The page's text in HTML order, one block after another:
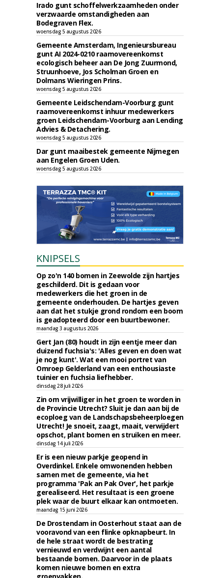
Irado gunt schoffelwerkzaamheden onder
verzwaarde omstandigheden aan
Bodegraven Flex.
woensdag 5 augustus 2026
Gemeente Amsterdam, Ingenieursbureau
gunt AI 2024-0210 raamovereenkomst
ecologisch beheer aan De Jong Zuurmond,
Struunhoeve, Jos Scholman Groen en
Dolmans Wieringen Prins.
woensdag 5 augustus 2026
Gemeente Leidschendam-Voorburg gunt
raamovereenkomst inhuur medewerkers
groen Leidschendam-Voorburg aan Lending
Advies & Detachering.
woensdag 5 augustus 2026
Dar gunt maaibestek gemeente Nijmegen
aan Engelen Groen Uden.
woensdag 5 augustus 2026
KNIPSELS
Op zo'n 140 bomen in Zeewolde zijn hartjes
geschilderd. Dit is gedaan voor
medewerkers die het groen in de
gemeente onderhouden. De hartjes geven
aan dat het stukje grond rondom een boom
is geadopteerd door een buurtbewoner.
maandag 3 augustus 2026
Gert Jan (80) houdt in zijn eentje meer dan
duizend fuchsia's: 'Alles geven en doen wat
je nog kunt'. Wat een mooi portret van
Omroep Gelderland van een enthousiaste
tuinier en fuchsia liefhebber.
dinsdag 28 juli 2026
Zin om vrijwilliger in het groen te worden in
de Provincie Utrecht? Sluit je dan aan bij de
ecoploeg van de Landschapsbeheerploegen
Utrecht! Je snoeit, zaagt, maait, verwijdert
opschot, plant bomen en struiken en meer.
dinsdag 14 juli 2026
Er is een nieuw parkje geopend in
Overdinkel. Enkele omwonenden hebben
samen met de gemeente, via het
programma 'Pak an Pak Over', het parkje
gerealiseerd. Het resultaat is een groene
plek waar de buurt elkaar kan ontmoeten.
maandag 15 juni 2026
De Drostendam in Oosterhout staat aan de
vooravond van een flinke opknapbeurt. In
de hele straat wordt de bestrating
vernieuwd en verdwijnt een aantal
bestaande bomen. Daarvoor in de plaats
komen nieuwe bomen en extra